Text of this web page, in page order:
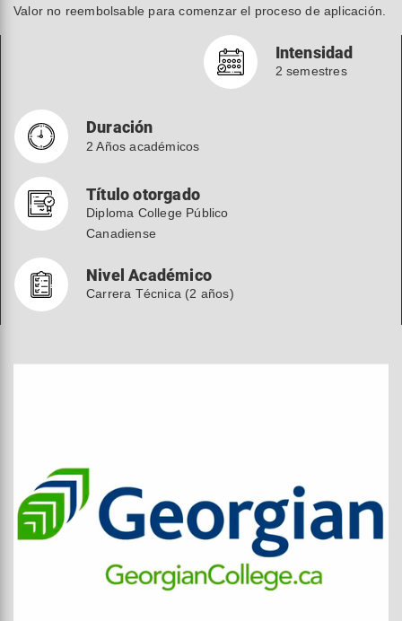
Valor no reembolsable para comenzar el proceso de aplicación.
Duración
2 Años académicos
Intensidad
2 semestres
Título otorgado
Diploma College Público
Canadiense
Nivel Académico
Carrera Técnica (2 años)